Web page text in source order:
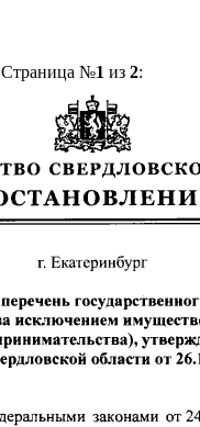
Страница №1 из 2: